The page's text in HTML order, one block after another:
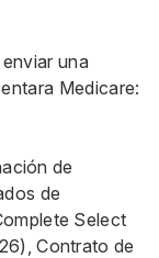
una
Medicare:
de
de
Select
Contrato de